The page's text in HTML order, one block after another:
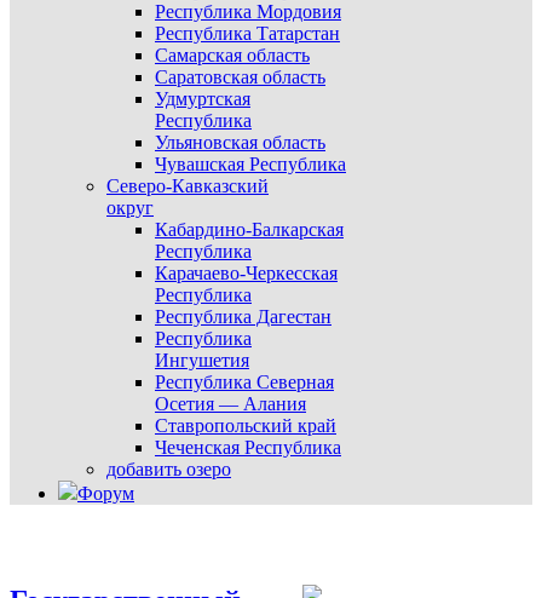
Республика Мордовия
Республика Татарстан
Самарская область
Саратовская область
Удмуртская
Республика
Ульяновская область
Чувашская Республика
Северо-Кавказский
округ
Кабардино-Балкарская
Республика
Карачаево-Черкесская
Республика
Республика Дагестан
Республика
Ингушетия
Республика Северная
Осетия — Алания
Ставропольский край
Чеченская Республика
добавить озеро
Форум